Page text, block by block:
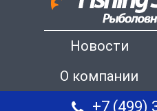
Новости
О компании
+7 (499)